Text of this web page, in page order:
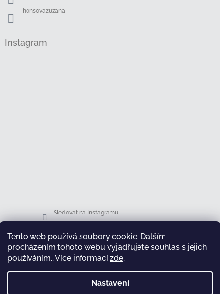
Tento web používá soubory cookie. Dalším
procházením tohoto webu vyjadřujete souhlas s jejich
používáním.. Více informací zde.
Nastavení
honsovazuzana
Instagram
Sledovat na Instagramu
Facebook
test